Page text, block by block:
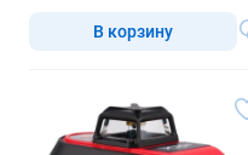
В корзину